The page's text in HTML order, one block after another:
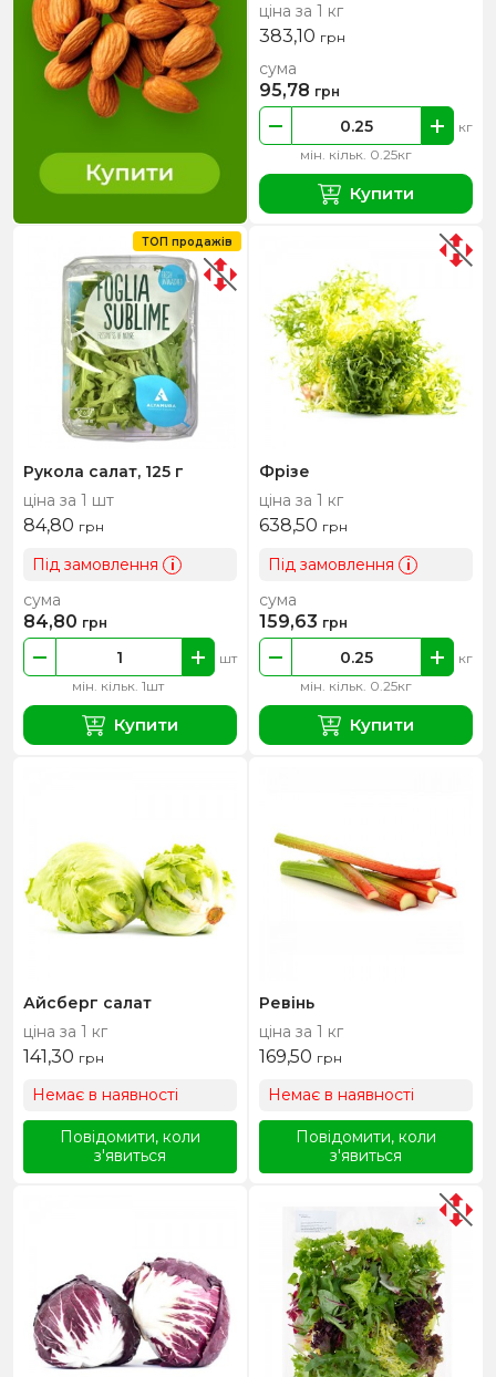
ціна за 1 кг
383,10 грн
мін. кільк. 0.25кг
кг
сума
95,78 грн
Купити
Рукола салат, 125 г
ціна за 1 шт
84,80 грн
Під замовлення i
мін. кільк. 1шт
шт
сума
84,80 грн
Купити
ТОП продажів
Фрізе
ціна за 1 кг
638,50 грн
Під замовлення i
мін. кільк. 0.25кг
кг
сума
159,63 грн
Купити
Айсберг салат
ціна за 1 кг
141,30 грн
Немає в наявності
Повідомити, коли
з'явиться
Ревінь
ціна за 1 кг
169,50 грн
Немає в наявності
Повідомити, коли
з'явиться